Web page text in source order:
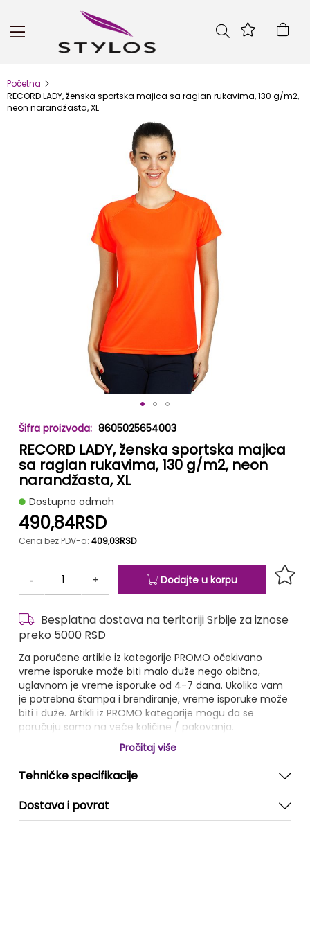
Skip
Početna
RECORD LADY, ženska sportska majica sa raglan rukavima, 130 g/m2,
neon narandžasta, XL
8605025654003
RECORD LADY, ženska sportska majica
sa raglan rukavima, 130 g/m2, neon
narandžasta, XL
Dostupno odmah
490,84RSD
Cena bez PDV-a: 409,03RSD
- + Dodajte u korpu
Besplatna dostava na teritoriji Srbije za iznose
preko 5000 RSD
Za poručene artikle iz kategorije PROMO očekivano
vreme isporuke može biti malo duže nego obično,
uglavnom je vreme isporuke od 4-7 dana. Ukoliko vam
je potrebna štampa i brendiranje, vreme isporuke može
biti i duže. Artikli iz PROMO kategorije mogu da se
poručuju samo na veće količine / pakovanja.
Pročitaj više
Tehničke specifikacije
Dostava i povrat
Skip
to
the
beginning
of
the
images
gallery